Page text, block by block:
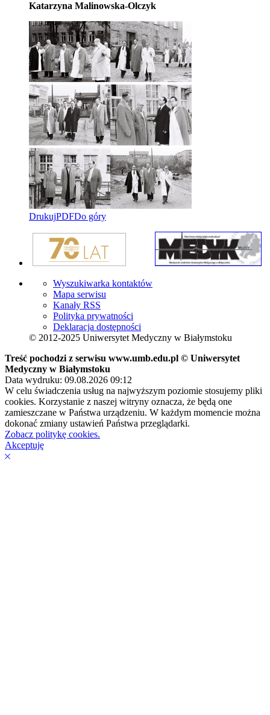
Katarzyna Malinowska-Olczyk
DrukujPDFDo góry
Wyszukiwarka kontaktów
Mapa serwisu
Kanały RSS
Polityka prywatności
Deklaracja dostępności
© 2012-2025 Uniwersytet Medyczny w Białymstoku
Treść pochodzi z serwisu www.umb.edu.pl © Uniwersytet
Medyczny w Białymstoku
Data wydruku: 09.08.2026 09:12
W celu świadczenia usług na najwyższym poziomie stosujemy pliki
cookies. Korzystanie z naszej witryny oznacza, że będą one
zamieszczane w Państwa urządzeniu. W każdym momencie można
dokonać zmiany ustawień Państwa przeglądarki.
Zobacz politykę cookies.
Akceptuję